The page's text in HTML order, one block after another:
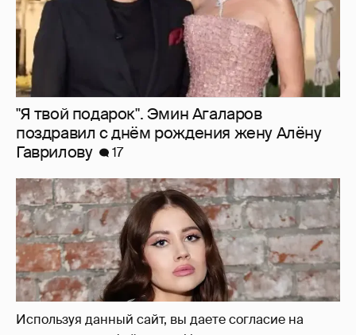
Используя данный сайт, вы даете согласие на
"Я твой подарок". Эмин Агаларов
поздравил с днём рождения жену Алёну
Гаврилову
17